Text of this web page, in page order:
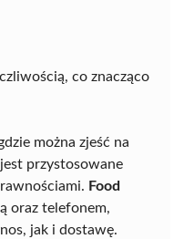
co znacząco
można zjeść na
przystosowane
Food
oraz telefonem,
jak i dostawę.